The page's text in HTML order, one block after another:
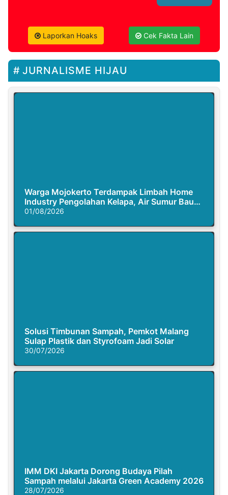
Laporkan Hoaks Cek Fakta Lain
JURNALISME HIJAU
Warga Mojokerto Terdampak Limbah Home
Industry Pengolahan Kelapa, Air Sumur Bau
Busuk
01/08/2026
Solusi Timbunan Sampah, Pemkot Malang
Sulap Plastik dan Styrofoam Jadi Solar
30/07/2026
IMM DKI Jakarta Dorong Budaya Pilah
Sampah melalui Jakarta Green Academy 2026
28/07/2026